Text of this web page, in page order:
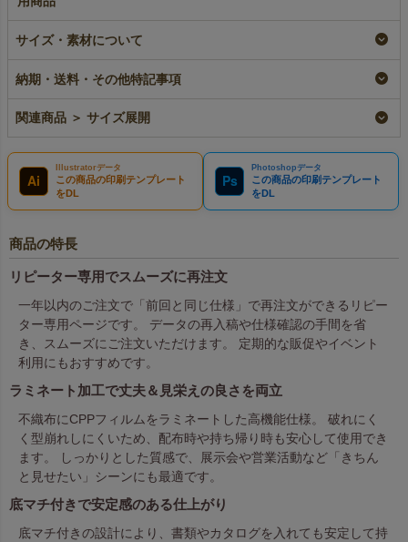
マチ A4横サイズ｜
100枚入～
即納品｜ラミ
A4横サイズ｜10枚入
～
¥1,848税込 〜
織布バッグ 底マチ
A4横サイズ｜100枚入
サイズ・素材について
納期・送料・その他特記事項
関連商品 ＞ サイズ展開
Ai
Illustratorデータ
この商品の印刷テンプレート
をDL
Ps
Photoshopデータ
この商品の印刷テンプレート
をDL
商品の特長
リピーター専用でスムーズに再注文
一年以内のご注文で「前回と同じ仕様」で再注文ができるリピー
ター専用ページです。 データの再入稿や仕様確認の手間を省
き、スムーズにご注文いただけます。 定期的な販促やイベント
利用にもおすすめです。
ラミネート加工で丈夫＆見栄えの良さを両立
不織布にCPPフィルムをラミネートした高機能仕様。 破れにく
く型崩れしにくいため、配布時や持ち帰り時も安心して使用でき
ます。 しっかりとした質感で、展示会や営業活動など「きちん
と見せたい」シーンにも最適です。
底マチ付きで安定感のある仕上がり
底マチ付きの設計により、書類やカタログを入れても安定して持